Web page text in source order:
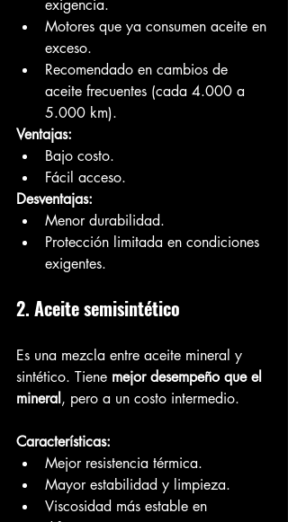
exigencia.
Motores que ya consumen aceite en
exceso.
Recomendado en cambios de
aceite frecuentes (cada 4.000 a
5.000 km).
Ventajas:
Bajo costo.
Fácil acceso.
Desventajas:
Menor durabilidad.
Protección limitada en condiciones
exigentes.
2. Aceite semisintético
Es una mezcla entre aceite mineral y
sintético. Tiene mejor desempeño que el
mineral , pero a un costo intermedio.
Características:
Mejor resistencia térmica.
Mayor estabilidad y limpieza.
Viscosidad más estable en